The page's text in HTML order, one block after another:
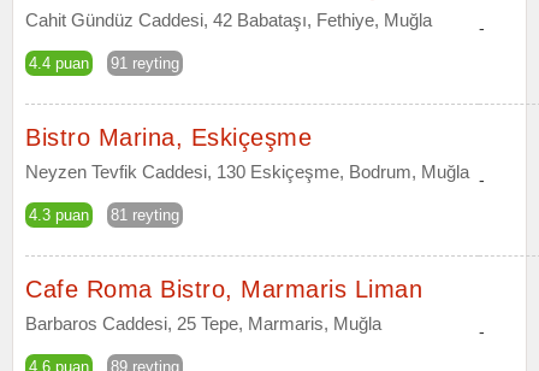
Cahit Gündüz Caddesi, 42 Babataşı, Fethiye, Muğla
4.4 puan 91 reyting
-
Bistro Marina, Eskiçeşme
Neyzen Tevfik Caddesi, 130 Eskiçeşme, Bodrum, Muğla
4.3 puan 81 reyting
-
Cafe Roma Bistro, Marmaris Liman
Barbaros Caddesi, 25 Tepe, Marmaris, Muğla
4.6 puan 89 reyting
-